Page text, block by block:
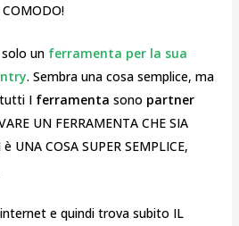
COMODO!
un ferramenta per la sua
. Sembra una cosa semplice, ma
I ferramenta sono partner
UN FERRAMENTA CHE SIA
UNA COSA SUPER SEMPLICE,
e quindi trova subito IL